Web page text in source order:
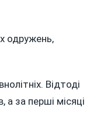
одружень,
Відтоді
а за перші місяці